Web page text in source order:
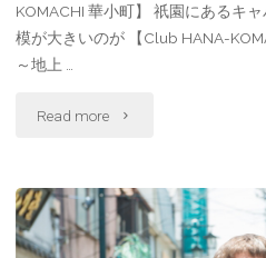
要
ク！
大
KOMACHI 華小町】 祇園にあるキ
模が大きいのが 【Club HANA-
～地上 …
Read more "京
で
働